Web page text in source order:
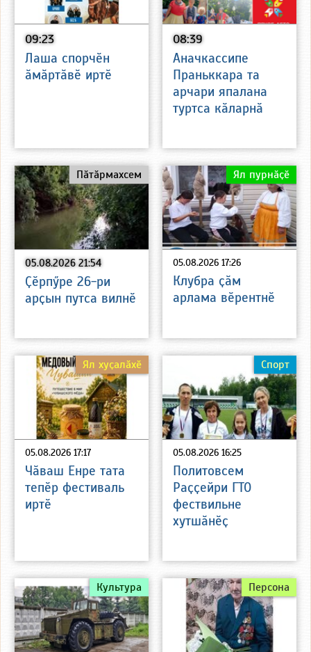
09:23
Лаша спорчӗн
ӑмӑртӑвӗ иртӗ
08:39
Аначкассипе
Праньккара та
арчари япалана
туртса кӑларнӑ
05.08.2026 21:54
Пӑтӑрмахсем
Ҫӗрпӳре 26-ри
арҫын путса вилнӗ
05.08.2026 17:26
Ял пурнӑҫӗ
Клубра ҫӑм
арлама вӗрентнӗ
05.08.2026 17:17
Ял хуҫалӑхӗ
Чӑваш Енре тата
тепӗр фестиваль
иртӗ
05.08.2026 16:25
Спорт
Политовсем
Раҫҫейри ГТО
фествильне
хутшӑнӗҫ
Культура Персона